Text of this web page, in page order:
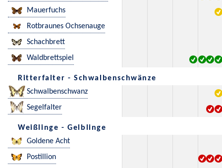
Mauerfuchs
Rotbraunes Ochsenauge
Schachbrett
Waldbrettspiel
Ritterfalter - Schwalbenschwänze
Schwalbenschwanz
Segelfalter
Weißlinge - Gelblinge
Goldene Acht
Postillion